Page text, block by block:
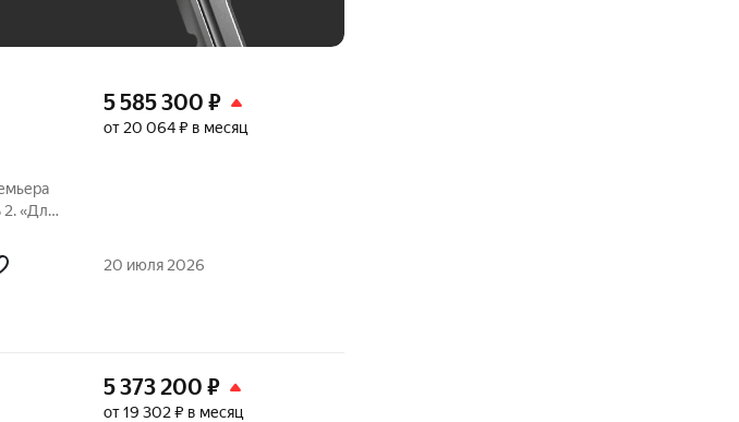
5 585 300 ₽
от 20 064 ₽ в месяц
20 июля 2026
5 373 200 ₽
от 19 302 ₽ в месяц